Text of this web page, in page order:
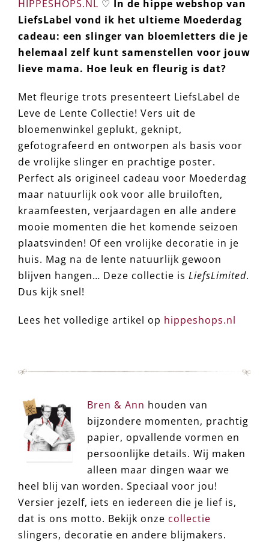
HIPPESHOPS.NL ♡ In de hippe webshop van
LiefsLabel vond ik het ultieme Moederdag
cadeau: een slinger van bloemletters die je
helemaal zelf kunt samenstellen voor jouw
lieve mama. Hoe leuk en fleurig is dat?
Met fleurige trots presenteert LiefsLabel de
Leve de Lente Collectie! Vers uit de
bloemenwinkel geplukt, geknipt,
gefotografeerd en ontworpen als basis voor
de vrolijke slinger en prachtige poster.
Perfect als origineel cadeau voor Moederdag
maar natuurlijk ook voor alle bruiloften,
kraamfeesten, verjaardagen en alle andere
mooie momenten die het komende seizoen
plaatsvinden! Of een vrolijke decoratie in je
huis. Mag na de lente natuurlijk gewoon
blijven hangen… Deze collectie is LiefsLimited.
Dus kijk snel!
Lees het volledige artikel op hippeshops.nl
Bren & Ann houden van
bijzondere momenten, prachtig
papier, opvallende vormen en
persoonlijke details. Wij maken
alleen maar dingen waar we
heel blij van worden. Speciaal voor jou!
Versier jezelf, iets en iedereen die je lief is,
dat is ons motto. Bekijk onze collectie
slingers, decoratie en andere blijmakers.